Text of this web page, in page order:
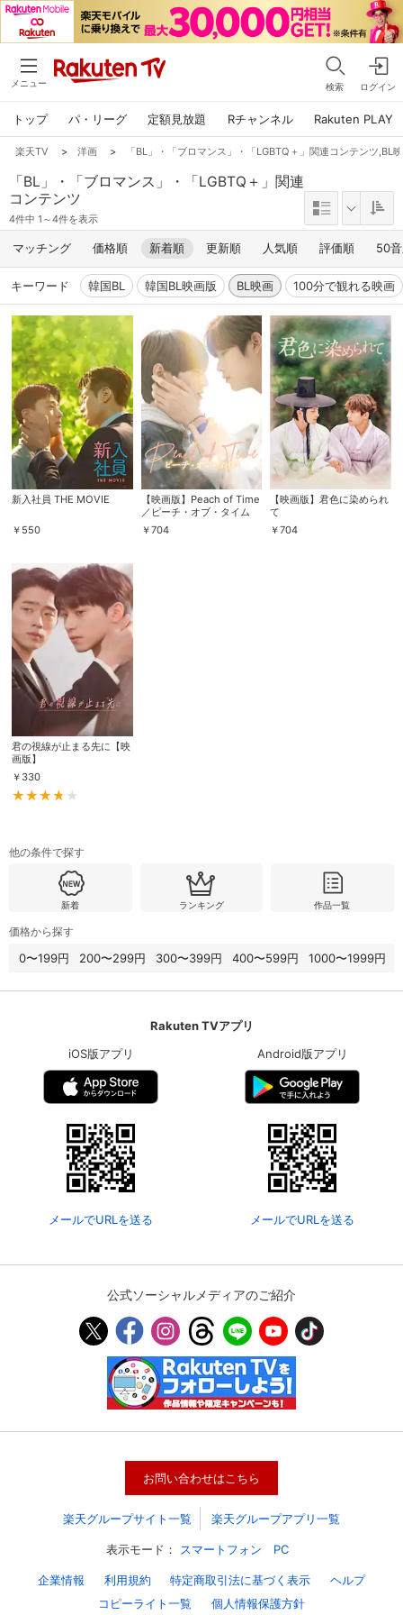
メニュー 検索 ログイン
トップ パ・リーグ 定額見放題 Rチャンネル Rakuten PLAY
ジットカード情報の変更が可能です。
決済方法の変更が可能です。
楽天TV > 洋画 > 「BL」・「ブロマンス」・「LGBTQ＋」関連コンテンツ,BL
「BL」・「ブロマンス」・「LGBTQ＋」関連
コンテンツ
4件中 1～4件を表示
マッチング 価格順 新着順 更新順 人気順 評価順 50
キーワード 韓国BL 韓国BL映画版 BL映画 100分で観れる映画
新入社員 THE MOVIE
￥ 550
【映画版】Peach of Time
／ピーチ・オブ・タイム
￥704
【映画版】君色に染められ
て
￥704
君の視線が止まる先に【映
画版】
￥ 330
他の条件で探す
新着 ランキング 作品一覧
価格から探す
0〜199円 200〜299円 300〜399円 400〜599円 1000〜1999円
Rakuten TVアプリ
iOS版アプリ
メールでURLを送る
Android版アプリ
メールでURLを送る
公式ソーシャルメディアのご紹介
お問い合わせはこちら
楽天グループサイト一覧 楽天グループアプリ一覧
表示モード： スマートフォン PC
企業情報 利用規約 特定商取引法に基づく表示
ヘルプ
コピーライト一覧
個人情報保護方針